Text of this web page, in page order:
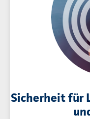
Sicherheit für